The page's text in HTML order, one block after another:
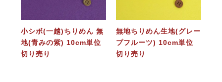
小シボ(一越)ちりめん 無
地(青みの紫) 10cm単位
切り売り
無地ちりめん生地(グレー
プフルーツ) 10cm単位
切り売り